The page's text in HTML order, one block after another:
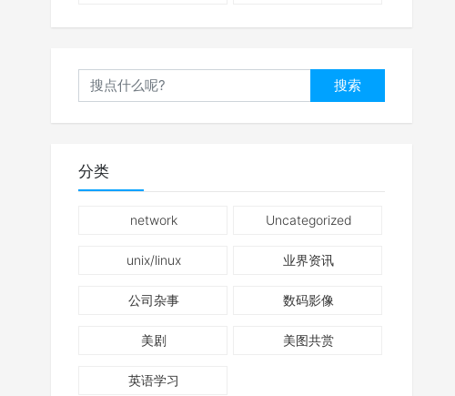
搜索
分类
network Uncategorized
unix/linux 业界资讯
公司杂事 数码影像
美剧 美图共赏
英语学习